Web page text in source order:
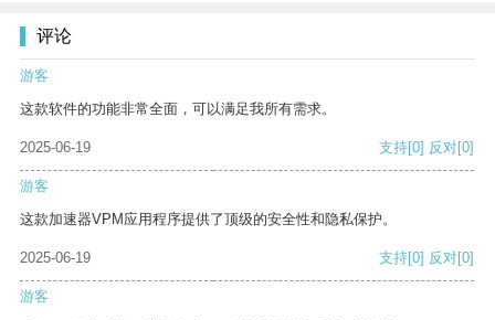
评论
游客
这款软件的功能非常全面，可以满足我所有需求。
2025-06-19 支持[0] 反对[0]
游客
这款加速器VPM应用程序提供了顶级的安全性和隐私保护。
2025-06-19 支持[0] 反对[0]
游客